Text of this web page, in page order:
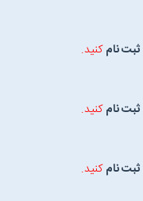
ثبت نامکنید.
ثبت نامکنید.
ثبت نامکنید.